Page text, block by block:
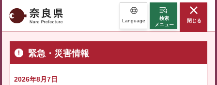
奈良県 Language
検索
メニュー
閉じる
緊急・災害情報
2026年8月7日